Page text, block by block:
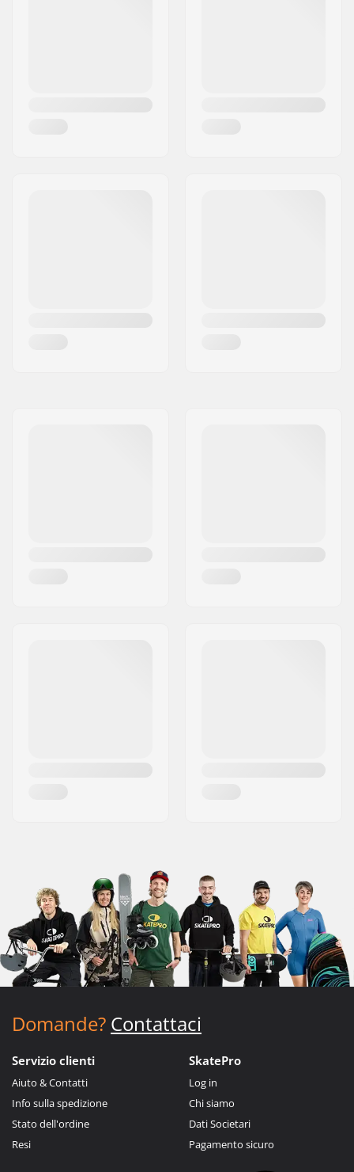
Domande? Contattaci
Servizio clienti
Aiuto & Contatti
Info sulla spedizione
Stato dell'ordine
Resi
SkatePro
Log in
Chi siamo
Dati Societari
Pagamento sicuro